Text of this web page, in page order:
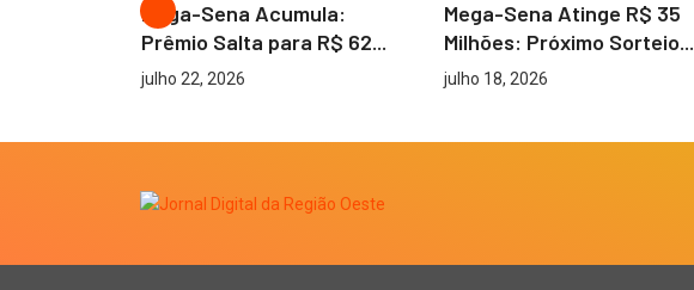
Mega-Sena Acumula:
Prêmio Salta para R$ 62...
julho 22, 2026
Mega-Sena Atinge R$ 35
Milhões: Próximo Sorteio...
julho 18, 2026